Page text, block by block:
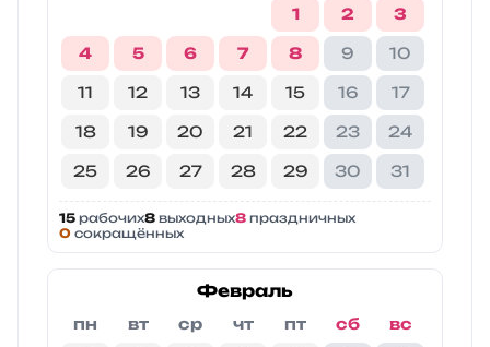
1
2 3
4 5 6 7 8 9 10
11 12 13 14 15 16 17
18 19 20 21 22 23 24
25 26 27 28 29 30 31
15 рабочих8 выходных8 праздничных
0 сокращённых
Февраль
пн вт ср чт пт сб
вс